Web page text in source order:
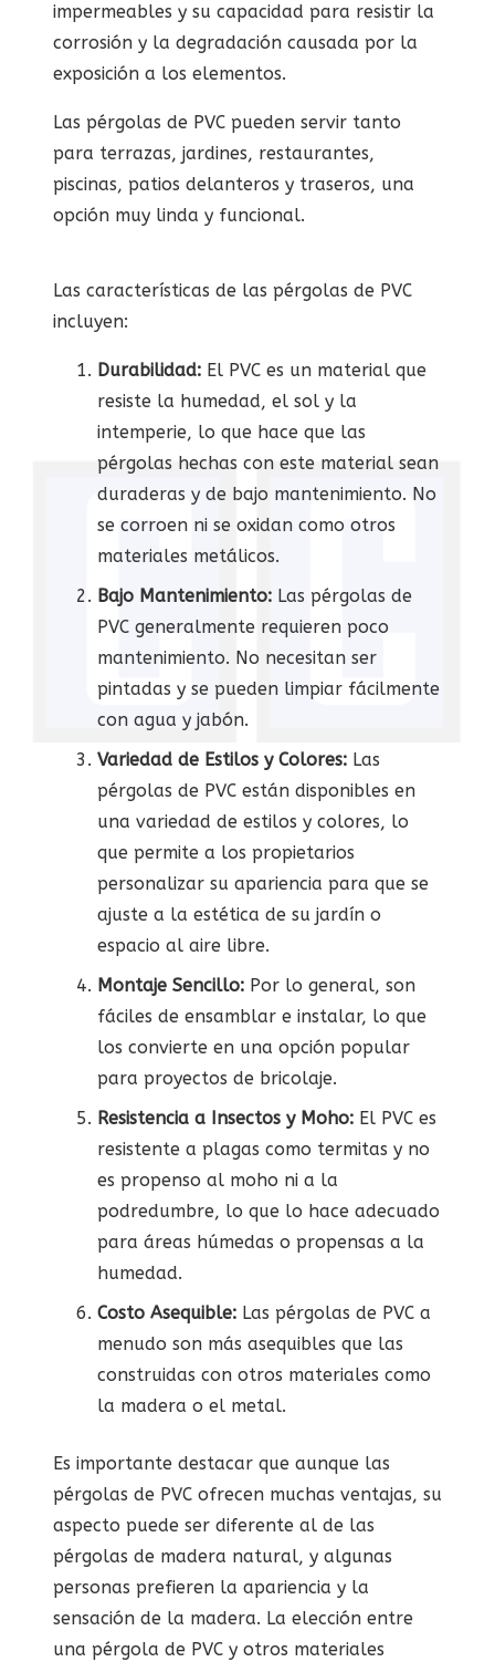
impermeables y su capacidad para resistir la
corrosión y la degradación causada por la
exposición a los elementos.
Las pérgolas de PVC pueden servir tanto
para terrazas, jardines, restaurantes,
piscinas, patios delanteros y traseros, una
opción muy linda y funcional.
Las características de las pérgolas de PVC
incluyen:
Durabilidad: El PVC es un material que
resiste la humedad, el sol y la
intemperie, lo que hace que las
pérgolas hechas con este material sean
duraderas y de bajo mantenimiento. No
se corroen ni se oxidan como otros
materiales metálicos.
Bajo Mantenimiento: Las pérgolas de
PVC generalmente requieren poco
mantenimiento. No necesitan ser
pintadas y se pueden limpiar fácilmente
con agua y jabón.
Variedad de Estilos y Colores: Las
pérgolas de PVC están disponibles en
una variedad de estilos y colores, lo
que permite a los propietarios
personalizar su apariencia para que se
ajuste a la estética de su jardín o
espacio al aire libre.
Montaje Sencillo: Por lo general, son
fáciles de ensamblar e instalar, lo que
los convierte en una opción popular
para proyectos de bricolaje.
Resistencia a Insectos y Moho: El PVC es
resistente a plagas como termitas y no
es propenso al moho ni a la
podredumbre, lo que lo hace adecuado
para áreas húmedas o propensas a la
humedad.
Costo Asequible: Las pérgolas de PVC a
menudo son más asequibles que las
construidas con otros materiales como
la madera o el metal.
Es importante destacar que aunque las
pérgolas de PVC ofrecen muchas ventajas, su
aspecto puede ser diferente al de las
pérgolas de madera natural, y algunas
personas prefieren la apariencia y la
sensación de la madera. La elección entre
una pérgola de PVC y otros materiales